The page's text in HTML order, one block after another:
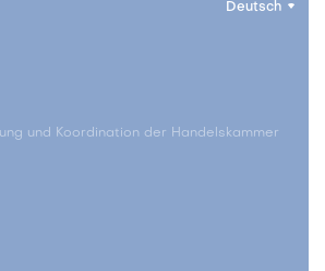
Deutsch
und Koordination der Handelskammer